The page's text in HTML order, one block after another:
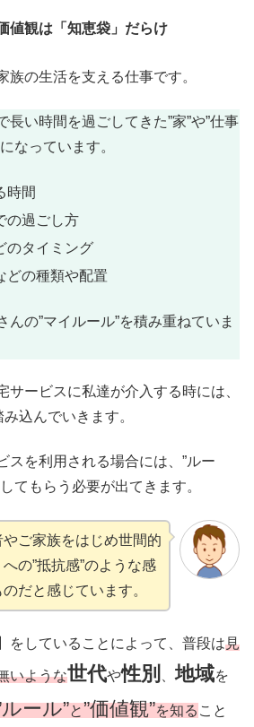
値観は「知恵袋」だらけ
族の生活を支える仕事です。
長い時間を過ごしてきた”家”や”仕事
なっています。
時間
の過ごし方
のタイミング
どの種類や配置
んの”マイルール”を積み重ねていま
サービスに私達が介入する時には、
込んでいきます。
スを利用される場合には、”ルー
てもらう必要が出てきます。
ご家族をはじめ世間的
の”抵抗感”のような感
だと感じています。
をしていることによって、普段は見
いような世代や性別 、地域を
ルール”と”価値観”を知る こと